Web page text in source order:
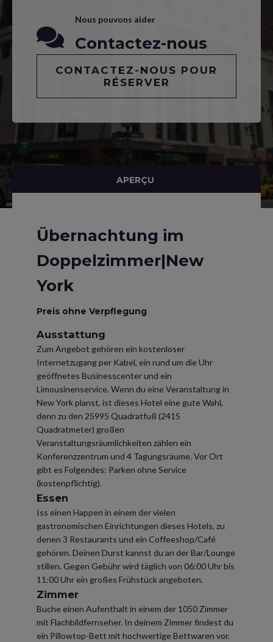
Nous pouvons aider
Contactez-nous
CONTACTEZ-NOUS POUR
RÉSERVER
APERÇU
Übernachtung im
Doppelzimmer|New
York
Preis ohne Verpflegung
Ausstattung
Zum Angebot gehören ein kostenloser
Internetzugang per Kabel, ein rund um die Uhr
geöffnetes Businesscenter und ein
Limousinenservice. Wenn du eine Veranstaltung in
New York planst, ist dieses Hotel eine gute Wahl,
denn zu den 25995 Quadratfuß (2415
Quadratmeter) großen
Veranstaltungsräumlichkeiten zählen ein
Konferenzzentrum und 4 Tagungsräume. Vor Ort
gibt es Folgendes: Parken ohne Service
(kostenpflichtig).
Essen
Iss einen Happen in einem der vielen
gastronomischen Einrichtungen dieses Hotels, zu
denen 3 Restaurants und ein Coffeeshop/Café
gehören. Deinen Durst kannst du an der Bar/Lounge
stillen. Gegen Gebühr wird täglich von 06:00 Uhr bis
11:00 Uhr ein großes Frühstück angeboten.
Zimmer
Buche einen Aufenthalt in einem der 1050 Zimmer
mit Flachbildfernseher. In deinem Zimmer findest du
ein Pillowtop-Bett mit hochwertige Bettwaren vor.